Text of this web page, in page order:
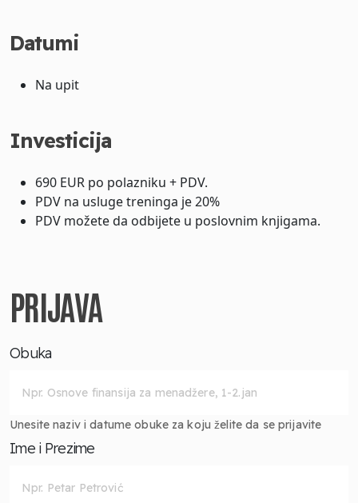
Datumi
Na upit
Investicija
690 EUR po polazniku + PDV.
PDV na usluge treninga je 20%
PDV možete da odbijete u poslovnim knjigama.
PRIJAVA
Obuka
Unesite naziv i datume obuke za koju želite da se prijavite
Ime i Prezime